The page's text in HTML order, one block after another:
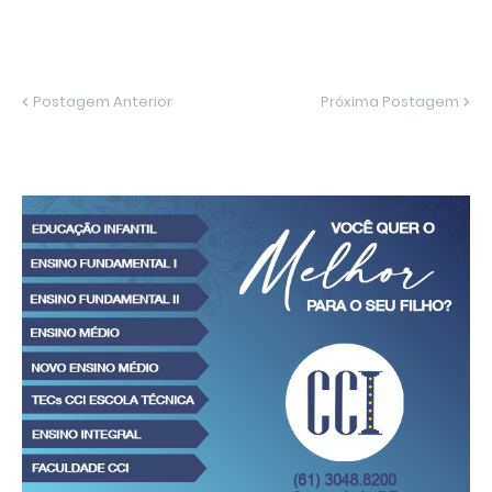
Postagem Anterior Próxima Postagem